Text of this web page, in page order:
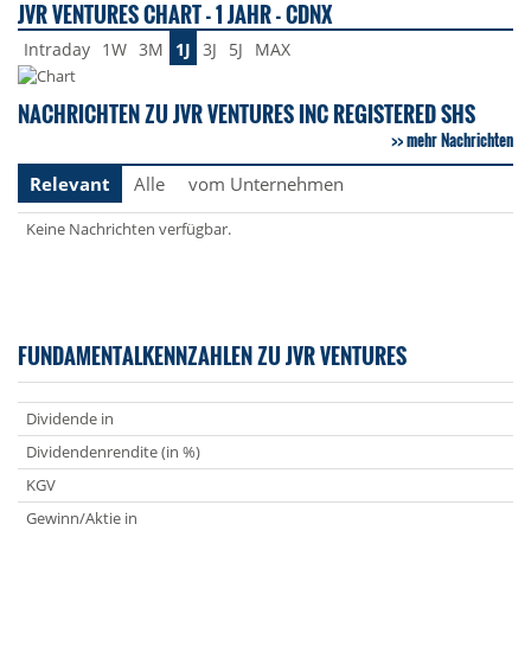
JVR VENTURES CHART - 1 JAHR - CDNX
Intraday 1W 3M 1J 3J 5J MAX
NACHRICHTEN ZU JVR VENTURES INC REGISTERED SHS
mehr Nachrichten
Relevant
Alle vom Unternehmen
Keine Nachrichten verfügbar.
FUNDAMENTALKENNZAHLEN ZU JVR VENTURES
Dividende in
Dividendenrendite (in %)
KGV
Gewinn/Aktie in